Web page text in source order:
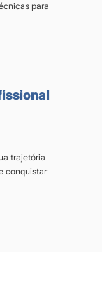
para
trajetória
conquistar